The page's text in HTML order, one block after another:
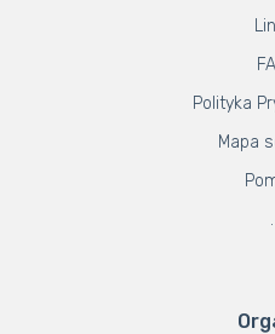
Polityka
Mapa
.